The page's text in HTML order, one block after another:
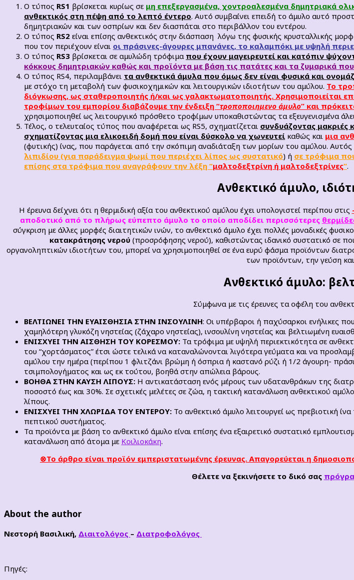
Ο τύπος RS1 βρίσκεται κυρίως σε μη επεξεργασμένα, χοντροαλεσμένα δημητριακά
ανθεκτικός στη πέψη από το λεπτό έντερο. Αυτό συμβαίνει επειδή το άμυλο αυτό
δημητριακών και των οσπρίων και δεν διασπάται στο περιβάλλον του εντέρου.
Ο τύπος RS2 είναι επίσης ανθεκτικός στην διάσπαση λόγω της φυσικής κρυσταλλικής
που τον περιέχουν είναι οι πράσινες-άγουρες μπανάνες, το καλαμπόκι με υψηλή
Ο τύπος RS3 βρίσκεται σε αμυλώδη τρόφιμα που έχουν μαγειρευτεί και κατόπιν
κόκκους δημητριακών καθώς και προϊόντα με βάση τις πατάτες και τα ζυμαρικά
Ο τύπος RS4, περιλαμβάνει τα ανθεκτικά άμυλα που όμως δεν είναι φυσικά και
με στόχο τη μεταβολή των φυσικοχημικών και λειτουργικών ιδιοτήτων του αμύλου. Το
διόγκωσης, ως σταθεροποιητής ή/και ως γαλακτωματοποιητής. Χρησιμοποιείται
τροφίμων του εμπορίου διαβάζουμε την ένδειξη “τροποποιημενο άμυλο” και
χρησιμοποιηθεί ως λειτουργικό πρόσθετο τροφίμων υποκαθιστώντας τα εξευγενισμένα
Τέλος, ο τελευταίος τύπος που αναφέρεται ως RS5, σχηματίζεται συνδυάζοντας μακριές
σχηματίζοντας μια ελικοειδή δομή που είναι δύσκολο να χωνευτεί καθώς και μια
(φυτικής) ίνας, που παράγεται από την σκόπιμη αναδιάταξη των μορίων του αμύλου.
λιπιδίου (για παράδειγμα ψωμί που περιέχει λίπος ως συστατικό) ή σε τρόφιμα
επίσης στα τρόφιμα που αναγράφουν την λέξη “μαλτοδεξτρίνη ή μαλτοδεξτρίνες“.
Ανθεκτικό άμυλο,
Η έρευνα δείχνει ότι η θερμιδική αξία του ανθεκτικού αμύλου έχει υπολογιστεί περίπου στις
αποδοτικό από το πλήρως εύπεπτο άμυλο το οποίο αποδίδει περισσότερες
σύγκριση με άλλες μορφές διαιτητικών ινών, το ανθεκτικό άμυλο έχει πολλές μοναδικές
κατακράτησης νερού (προσρόφησης νερού), καθιστώντας ιδανικό συστατικό σε
οργανοληπτικών ιδιοτήτων του, μπορεί να χρησιμοποιηθεί σε ένα ευρύ φάσμα προϊόντων
των προϊόντων, την γεύση
Ανθεκτικό άμυλο:
Σύμφωνα με τις έρευνες τα οφέλη του
ΒΕΛΤΙΩΝΕΙ ΤΗΝ ΕΥΑΙΣΘΗΣΙΑ ΣΤΗΝ ΙΝΣΟΥΛΙΝΗ: Οι υπέρβαροι ή παχύσαρκοι ενήλικες
χαμηλότερη γλυκόζη νηστείας (ζάχαρο νηστείας), ινσουλίνη νηστείας και βελτιωμένη
ΕΝΙΣΧΥΕΙ ΤΗΝ ΑΙΣΘΗΣΗ ΤΟΥ ΚΟΡΕΣΜΟΥ: Τα τρόφιμα με υψηλή περιεκτικότητα σε
του “χορτάσματος” έτσι ώστε τελικά να καταναλώνονται λιγότερα γεύματα και να
αμύλου την ημέρα (περίπου 1 φλιτζάνι βρώμη ή όσπρια ή καστανό ρύζι ή 1/2 άγουρη-
τσιμπολογήματος και ως εκ τούτου, βοηθά στην απώλεια βάρους.
ΒΟΗΘΑ ΣΤΗΝ ΚΑΥΣΗ ΛΙΠΟΥΣ: Η αντικατάσταση ενός μέρους των υδατανθράκων της
ποσοστό έως και 30%. Σε σχετικές μελέτες σε ζώα, η τακτική κατανάλωση ανθεκτικού
λίπους.
ΕΝΙΣΧΥΕΙ ΤΗΝ ΧΛΩΡΙΔΑ ΤΟΥ ΕΝΤΕΡΟΥ: Το ανθεκτικό άμυλο λειτουργεί ως πρεβιοτική
πεπτικού συστήματος.
Τα προϊόντα με βάση το ανθεκτικό άμυλο είναι επίσης ένα εξαιρετικό συστατικό
κατανάλωση από άτομα με Κοιλιοκάκη.
⊗Το άρθρο είναι προϊόν εμπεριστατωμένης έρευνας. Απαγορεύεται η
Θέλετε να ξεκινήσετε το δικό σας
About the author
Νεστορή Βασιλική, Διαιτολόγος – Διατροφολόγος
Πηγές: